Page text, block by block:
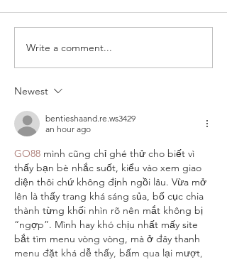
Write a comment...
Newest
bentieshaand.re.ws3429
an hour ago
GO88 mình cũng chỉ ghé thử cho biết vì
thấy bạn bè nhắc suốt, kiểu vào xem giao
diện thôi chứ không định ngồi lâu. Vừa mở
lên là thấy trang khá sáng sủa, bố cục chia
thành từng khối nhìn rõ nên mắt không bị
“ngợp”. Mình hay khó chịu nhất mấy site
bắt tìm menu vòng vòng, mà ở đây thanh
menu đặt khá dễ thấy, bấm qua lại mượt,